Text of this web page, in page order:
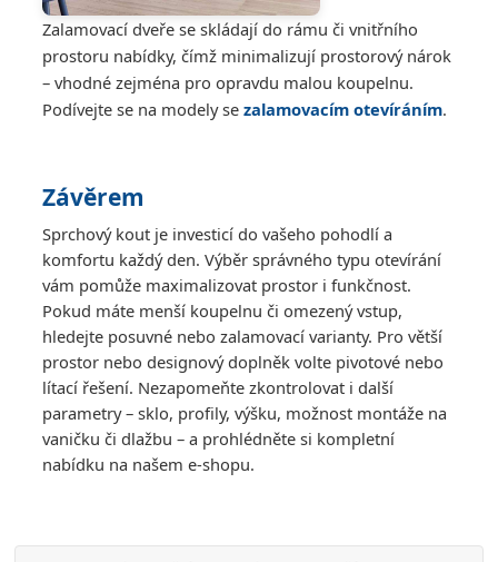
Zalamovací dveře se skládají do rámu či vnitřního
prostoru nabídky, čímž minimalizují prostorový nárok
– vhodné zejména pro opravdu malou koupelnu.
Podívejte se na modely sezalamovacím otevíráním.
Závěrem
Sprchový kout je investicí do vašeho pohodlí a
komfortu každý den. Výběr správného typu otevírání
vám pomůže maximalizovat prostor i funkčnost.
Pokud máte menší koupelnu či omezený vstup,
hledejte posuvné nebo zalamovací varianty. Pro větší
prostor nebo designový doplněk volte pivotové nebo
lítací řešení. Nezapomeňte zkontrolovat i další
parametry – sklo, profily, výšku, možnost montáže na
vaničku či dlažbu – a prohlédněte si kompletní
nabídku na našem e-shopu.